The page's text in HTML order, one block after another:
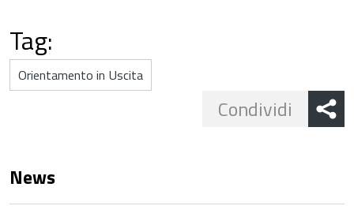
Tag:
Orientamento in Uscita
Condividi
News